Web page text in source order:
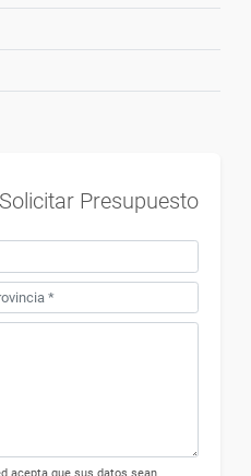
Solicitar Presupuesto